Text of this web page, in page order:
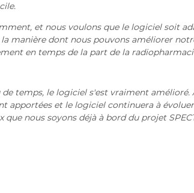
et nous voulons que le logiciel soit
manière dont nous pouvons améliorer
en temps de la part de la
de temps, le logiciel s'est vraiment
apportées et le logiciel continuera à
nous soyons déjà à bord du projet